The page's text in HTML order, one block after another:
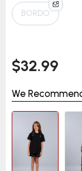
BORDO
$32.99
We